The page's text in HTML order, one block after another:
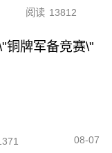
阅读 13812
铜牌军备竞赛\"
08-07